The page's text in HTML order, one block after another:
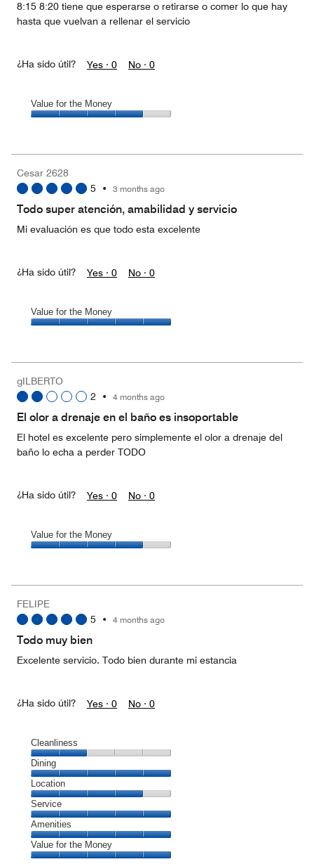
8:15 8:20 tiene que esperarse o retirarse o comer lo que hay
hasta que vuelvan a rellenar el servicio
¿Ha sido útil? Yes · 0 No · 0
Value for the Money
4
out
of
Cesar 2628
5 • 3 months ago
Todo super atención, amabilidad y servicio
Mi evaluación es que todo esta excelente
¿Ha sido útil? Yes · 0 No · 0
Value for the Money
5
out
of
gILBERTO
2 • 4 months ago
El olor a drenaje en el baño es insoportable
El hotel es excelente pero simplemente el olor a drenaje del
baño lo echa a perder TODO
¿Ha sido útil? Yes · 0 No · 0
Value for the Money
4
out
of
FELIPE
5 • 4 months ago
Todo muy bien
Excelente servicio. Todo bien durante mi estancia
¿Ha sido útil? Yes · 0 No · 0
Cleanliness
Cleanliness,
2
out
of
5
Dining
Dining,
5
out
of
5
Location
Location,
4
out
of
5
Service
Service,
5
out
Amenities
Amenities,
5
Value for the Money